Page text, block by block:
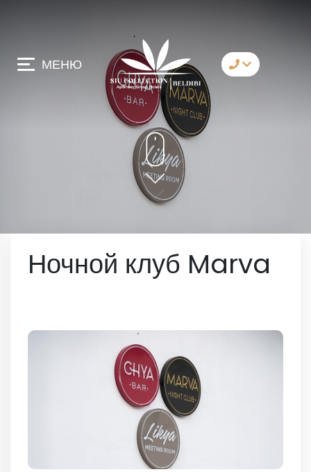
МЕНЮ
коммуникация
Whatsapp
Telegram
Messenger
давай позвоним
Ночной клуб Marva